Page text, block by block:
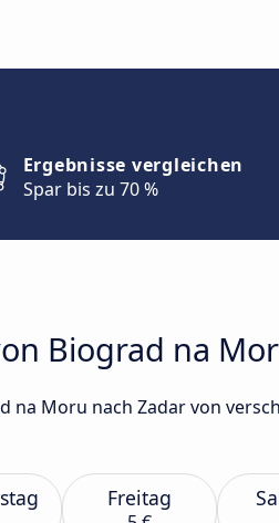
Ergebnisse vergleichen
Spar bis zu 70 %
Biograd na
Moru nach Zadar von
Freitag